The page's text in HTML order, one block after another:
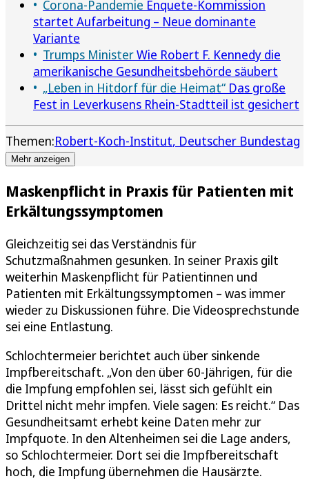
Corona-Pandemie Enquete-Kommission
startet Aufarbeitung – Neue dominante
Variante
Trumps MinisterWie Robert F. Kennedy die
amerikanische Gesundheitsbehörde säubert
„Leben in Hitdorf für die Heimat“ Das große
Fest in Leverkusens Rhein-Stadtteil ist gesichert
Themen:Robert-Koch-Institut Deutscher Bundestag
Mehr anzeigen
Maskenpflicht in Praxis für Patienten mit
Erkältungssymptomen
Gleichzeitig sei das Verständnis für
Schutzmaßnahmen gesunken. In seiner Praxis gilt
weiterhin Maskenpflicht für Patientinnen und
Patienten mit Erkältungssymptomen – was immer
wieder zu Diskussionen führe. Die Videosprechstunde
sei eine Entlastung.
Schlochtermeier berichtet auch über sinkende
Impfbereitschaft. „Von den über 60-Jährigen, für die
die Impfung empfohlen sei, lässt sich gefühlt ein
Drittel nicht mehr impfen. Viele sagen: Es reicht.“ Das
Gesundheitsamt erhebt keine Daten mehr zur
Impfquote. In den Altenheimen sei die Lage anders,
so Schlochtermeier. Dort sei die Impfbereitschaft
hoch, die Impfung übernehmen die Hausärzte.